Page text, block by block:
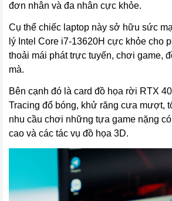
đơn nhân và đa nhân cực khỏe.
Cụ thể chiếc laptop này sở hữu sức
lý Intel Core i7-13620H cực khỏe cho
thoải mái phát trực tuyến, chơi game,
mà.
Bên cạnh đó là card đồ họa rời RTX
Tracing đổ bóng, khử răng cưa mượt,
nhu cầu chơi những tựa game nặng
cao và các tác vụ đồ họa 3D.